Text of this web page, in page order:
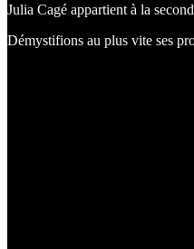
Julia Cagé appartient à la
Démystifions au plus vite ses